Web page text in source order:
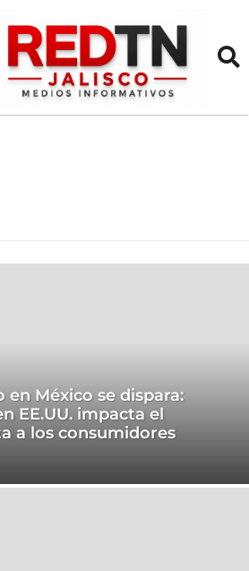
en México se dispara:
EE.UU. impacta el
a los consumidores